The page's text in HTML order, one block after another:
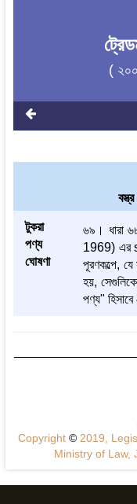
(
টুকরা
পণ্য
ঘোষণা
৬৯। ধারা
1969) এর
পূরণকল্পে, যে
হয়,
পণ্য" হিসাবে
Copyright ©2019,
Ministry of Law,